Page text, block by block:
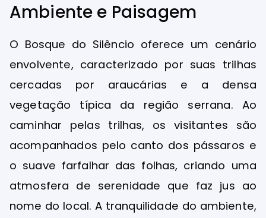
Ambiente e Paisagem
O Bosque do Silêncio oferece um cenário
envolvente, caracterizado por suas trilhas
cercadas por araucárias e a densa
vegetação típica da região serrana. Ao
caminhar pelas trilhas, os visitantes são
acompanhados pelo canto dos pássaros e
o suave farfalhar das folhas, criando uma
atmosfera de serenidade que faz jus ao
nome do local. A tranquilidade do ambiente,